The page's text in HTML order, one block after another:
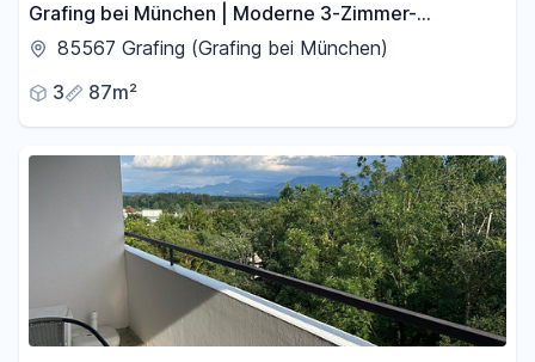
Grafing bei München | Moderne 3-Zimmer-
Neubauwohnung ZUM 01.10. – EBK gegen Ablöse
85567 Grafing (Grafing bei München)
3
87m²